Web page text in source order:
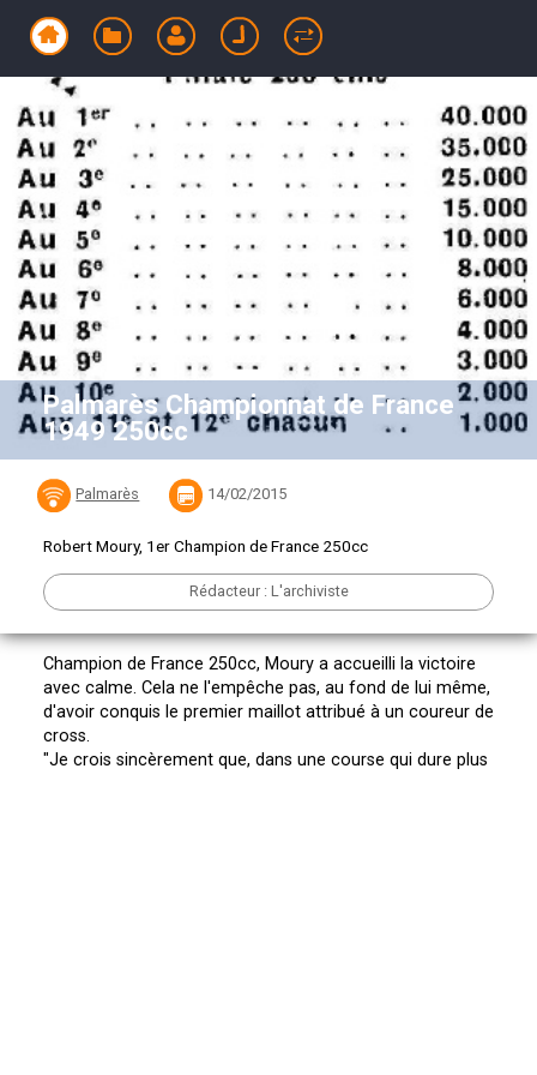
Palmarès Championnat de France
1949 250cc
Palmarès 14/02/2015
Robert Moury, 1er Champion de France 250cc
Rédacteur : L'archiviste
Champion de France 250cc, Moury a accueilli la victoire
avec calme. Cela ne l'empêche pas, au fond de lui même,
d'avoir conquis le premier maillot attribué à un coureur de
cross.
"Je crois sincèrement que, dans une course qui dure plus